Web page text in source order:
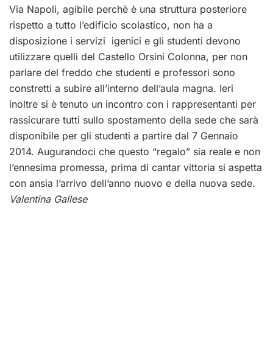
Via Napoli, agibile perchè è una struttura posteriore
rispetto a tutto l’edificio scolastico, non ha a
disposizione i servizi igenici e gli studenti devono
utilizzare quelli del Castello Orsini Colonna, per non
parlare del freddo che studenti e professori sono
constretti a subire all’interno dell’aula magna. Ieri
inoltre si è tenuto un incontro con i rappresentanti per
rassicurare tutti sullo spostamento della sede che sarà
disponibile per gli studenti a partire dal 7 Gennaio
2014. Augurandoci che questo “regalo” sia reale e non
l’ennesima promessa, prima di cantar vittoria si aspetta
con ansia l’arrivo dell’anno nuovo e della nuova sede.
Valentina Gallese